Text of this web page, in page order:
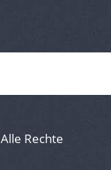
Rechte